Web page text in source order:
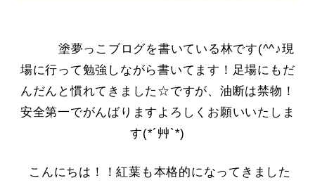
塗夢っこブログを書いている林です(^^♪現
場に行って勉強しながら書いてます！足場にもだ
んだんと慣れてきました☆ですが、油断は禁物！
安全第一でがんばりますよろしくお願いいたしま
す(*´艸`*)
こんにちは！！紅葉も本格的になってきました